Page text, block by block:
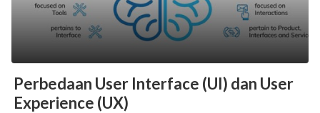
Perbedaan User Interface (UI) dan User
Experience (UX)